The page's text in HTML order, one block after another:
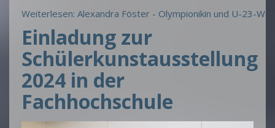
Weiterlesen: Alexandra Föster - Olympionikin und U-23-
Einladung zur
Schülerkunstausstellung
2024 in der
Fachhochschule